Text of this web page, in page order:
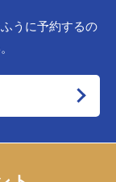
うに予約するの